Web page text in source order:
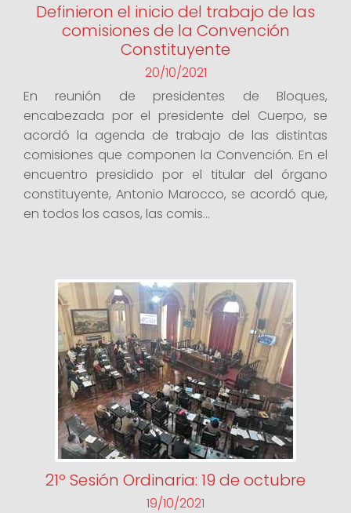
Definieron el inicio del trabajo de las
comisiones de la Convención
Constituyente
20/10/2021
En reunión de presidentes de Bloques,
encabezada por el presidente del Cuerpo, se
acordó la agenda de trabajo de las distintas
comisiones que componen la Convención. En el
encuentro presidido por el titular del órgano
constituyente, Antonio Marocco, se acordó que,
en todos los casos, las comis...
21º Sesión Ordinaria: 19 de octubre
19/10/2021